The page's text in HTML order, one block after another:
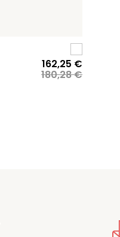
180,28€
Izvorna
cijena
162,25 €Trenutna
cijena